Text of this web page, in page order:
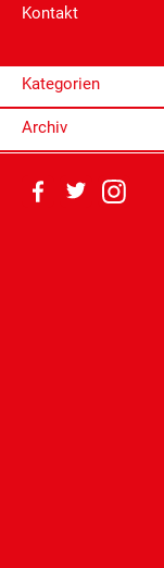
Kontakt
Kategorien
Archiv